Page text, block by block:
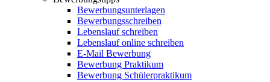
Bewerbungsunterlagen
Bewerbungsschreiben
Lebenslauf schreiben
Lebenslauf online schreiben
E-Mail Bewerbung
Bewerbung Praktikum
Bewerbung Schülerpraktikum